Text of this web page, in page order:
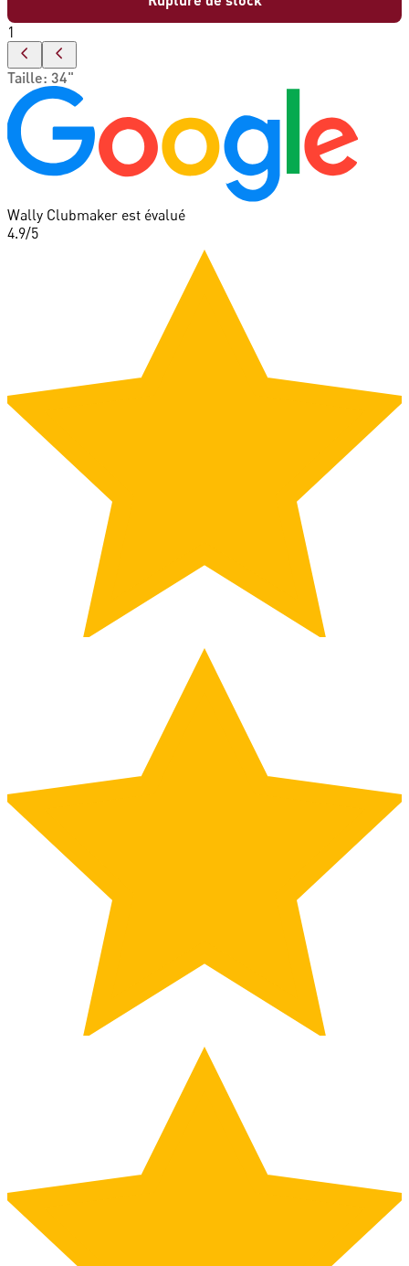
1
Taille: 34"
Wally Clubmaker est évalué
4.9/5